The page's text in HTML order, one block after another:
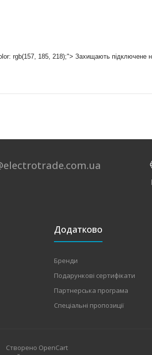
rgb(157, 185, 218);"> Захищають підключене
Додатково
Бренди
Подарункові сертифікати
Партнерська програма
Спеціальні пропозиції
Створено OpenCart